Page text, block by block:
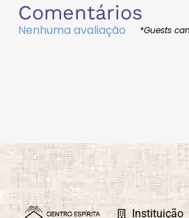
Comentários
Nenhuma avaliação *Guests
Instituição